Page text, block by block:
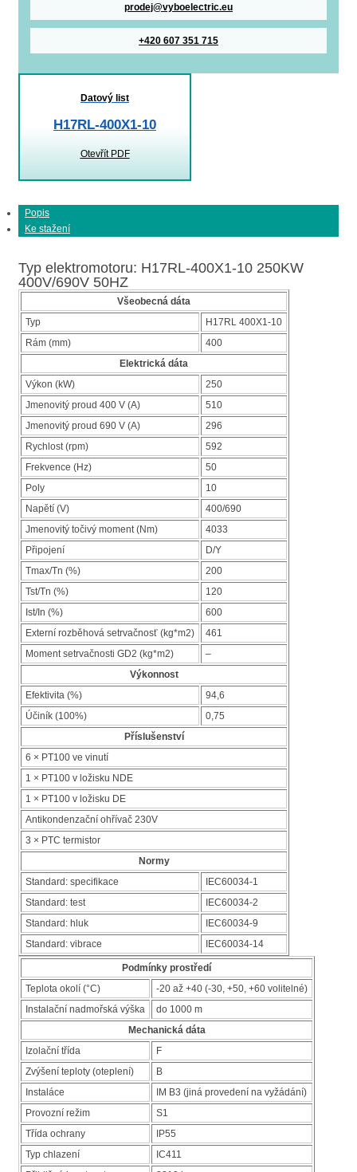
prodej@vyboelectric.eu
+420 607 351 715
Datový list
H17RL-400X1-10
Otevřít PDF
Popis
Ke stažení
Typ elektromotoru: H17RL-400X1-10 250KW
400V/690V 50HZ
Všeobecná dáta
Typ
H17RL 400X1-10
Rám (mm)
400
Elektrická dáta
Výkon (kW)
250
Jmenovitý proud 400 V (A)
510
Jmenovitý proud 690 V (A)
296
Rychlost (rpm)
592
Frekvence (Hz)
50
Poly
10
Napětí (V)
400/690
Jmenovitý točivý moment (Nm)
4033
Připojení
D/Y
Tmax/Tn (%)
200
Tst/Tn (%)
120
Ist/In (%)
600
Externí rozběhová setrvačnosť (kg*m2)
461
Moment setrvačnosti GD2 (kg*m2)
–
Výkonnost
Efektivita (%)
94,6
Účiník (100%)
0,75
Příslušenství
6 × PT100 ve vinutí
1 × PT100 v ložisku NDE
1 × PT100 v ložisku DE
Antikondenzační ohřívač 230V
3 × PTC termistor
Normy
Standard: specifikace
IEC60034-1
Standard: test
IEC60034-2
Standard: hluk
IEC60034-9
Standard: vibrace
IEC60034-14
Podmínky prostředí
Teplota okolí (°C)
-20 až +40 (-30, +50, +60 volitelné)
Instalační nadmořská výška
do 1000 m
Mechanická dáta
Izolační třída
F
Zvýšení teploty (oteplení)
B
Instaláce
IM B3 (jiná provedení na vyžádání)
Provozní režim
S1
Třída ochrany
IP55
Typ chlazení
IC411